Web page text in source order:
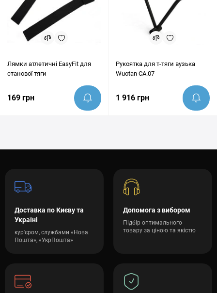
Лямки атлетичні EasyFit для
станової тяги
169 грн
Рукоятка для т-тяги вузька
Wuotan CA.07
1 916 грн
Доставка по Києву та
Україні
кур'єром, службами «Нова
Пошта», «УкрПошта»
Допомога з вибором
Підбір оптимального
товару за ціною та якістю